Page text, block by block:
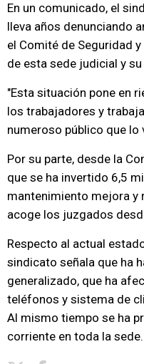
En un comunicado, el
lleva años denunciando
el Comité de Seguridad
de esta sede judicial y
"Esta situación pone en
los trabajadores y
numeroso público que lo
Por su parte, desde la
que se ha invertido 6,5
mantenimiento mejora y
acoge los juzgados
Respecto al actual
sindicato señala que ha
generalizado, que ha
teléfonos y sistema de
Al mismo tiempo se ha
corriente en toda la sede.